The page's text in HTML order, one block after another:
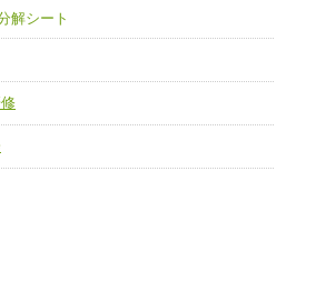
上
せ、新たな可能性を広げる
および効果的な指導ができる
暴力対応支援チーム】
ートチーム】
ス改善チーム】
解シート